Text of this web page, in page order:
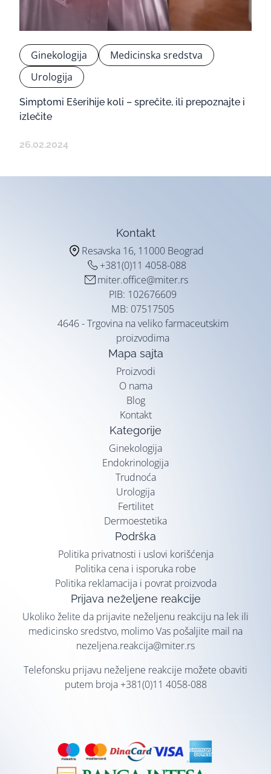
Ginekologija
Medicinska sredstva
Urologija
Simptomi Ešerihije koli – sprečite, ili prepoznajte i
izlečite
26.02.2024
Kontakt
Resavska 16, 11000 Beograd
+381(0)11 4058-088
miter.office@miter.rs
PIB: 102676609
MB: 07517505
4646 - Trgovina na veliko farmaceutskim
proizvodima
Mapa sajta
Proizvodi
O nama
Blog
Kontakt
Kategorije
Ginekologija
Endokrinologija
Trudnoća
Urologija
Fertilitet
Dermoestetika
Podrška
Politika privatnosti i uslovi korišćenja
Politika cena i isporuka robe
Politika reklamacija i povrat proizvoda
Prijava neželjene reakcije
Ukoliko želite da prijavite neželjenu reakciju na lek ili
medicinsko sredstvo, molimo Vas pošaljite mail na
nezeljena.reakcija@miter.rs
Telefonsku prijavu neželjene reakcije možete obaviti
putem broja +381(0)11 4058-088